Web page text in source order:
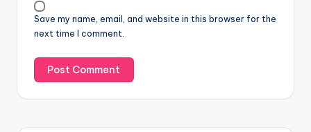
Save my name, email, and website in this browser for the
next time I comment.